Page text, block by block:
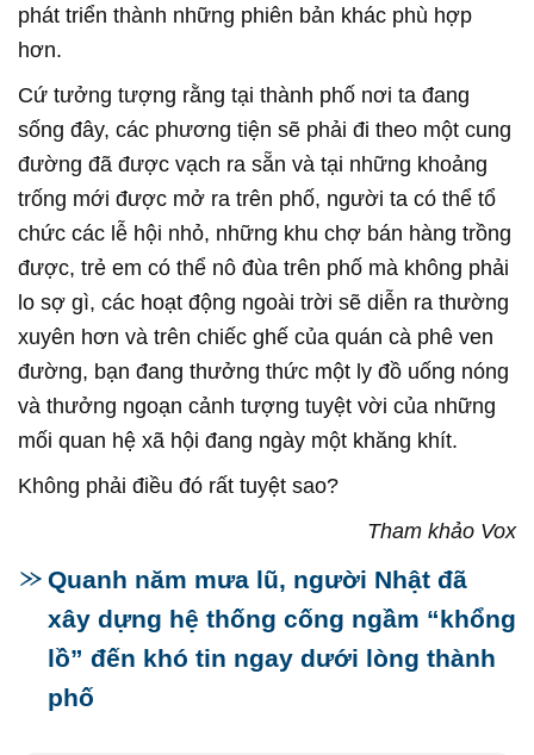
phát triển thành những phiên bản khác phù hợp
hơn.
Cứ tưởng tượng rằng tại thành phố nơi ta đang
sống đây, các phương tiện sẽ phải đi theo một cung
đường đã được vạch ra sẵn và tại những khoảng
trống mới được mở ra trên phố, người ta có thể tổ
chức các lễ hội nhỏ, những khu chợ bán hàng trồng
được, trẻ em có thể nô đùa trên phố mà không phải
lo sợ gì, các hoạt động ngoài trời sẽ diễn ra thường
xuyên hơn và trên chiếc ghế của quán cà phê ven
đường, bạn đang thưởng thức một ly đồ uống nóng
và thưởng ngoạn cảnh tượng tuyệt vời của những
mối quan hệ xã hội đang ngày một khăng khít.
Không phải điều đó rất tuyệt sao?
Tham khảo Vox
Quanh năm mưa lũ, người Nhật đã
xây dựng hệ thống cống ngầm “khổng
lồ” đến khó tin ngay dưới lòng thành
phố